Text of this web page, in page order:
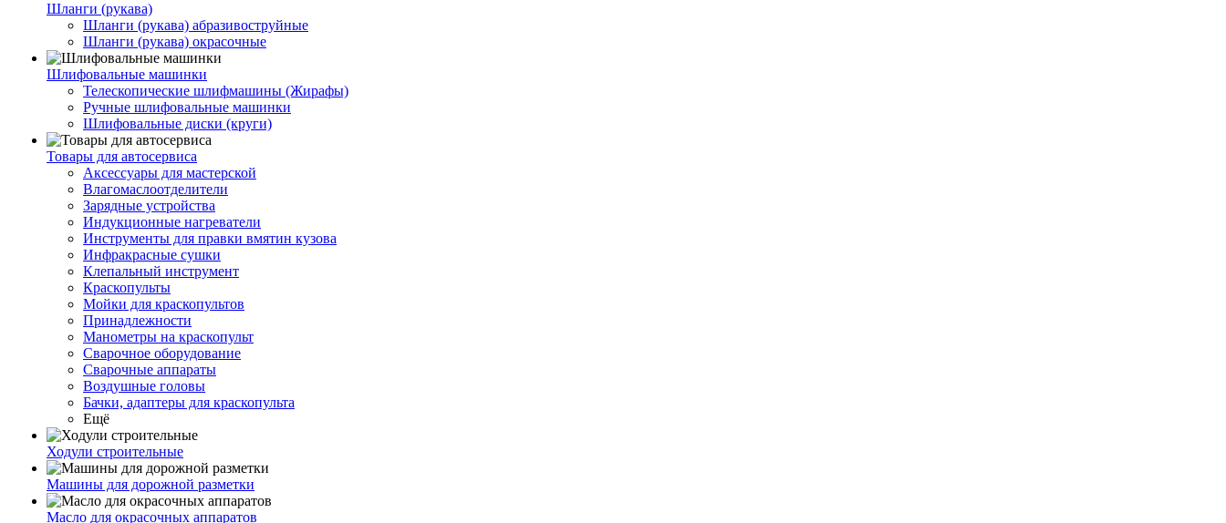
Шланги (рукава)
Шланги (рукава) абразивоструйные
Шланги (рукава) окрасочные
Шлифовальные машинки
Телескопические шлифмашины (Жирафы)
Ручные шлифовальные машинки
Шлифовальные диски (круги)
Товары для автосервиса
Аксессуары для мастерской
Влагомаслоотделители
Зарядные устройства
Индукционные нагреватели
Инструменты для правки вмятин кузова
Инфракрасные сушки
Клепальный инструмент
Краскопульты
Мойки для краскопультов
Принадлежности
Манометры на краскопульт
Сварочное оборудование
Сварочные аппараты
Воздушные головы
Бачки, адаптеры для краскопульта
Ещё
Ходули строительные
Машины для дорожной разметки
Масло для окрасочных аппаратов